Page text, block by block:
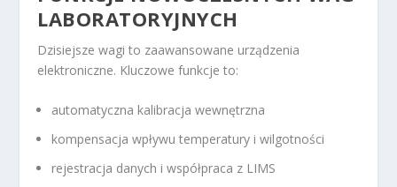
LABORATORYJNYCH
Dzisiejsze wagi to zaawansowane urządzenia
elektroniczne. Kluczowe funkcje to:
automatyczna kalibracja wewnętrzna
kompensacja wpływu temperatury i wilgotności
rejestracja danych i współpraca z LIMS